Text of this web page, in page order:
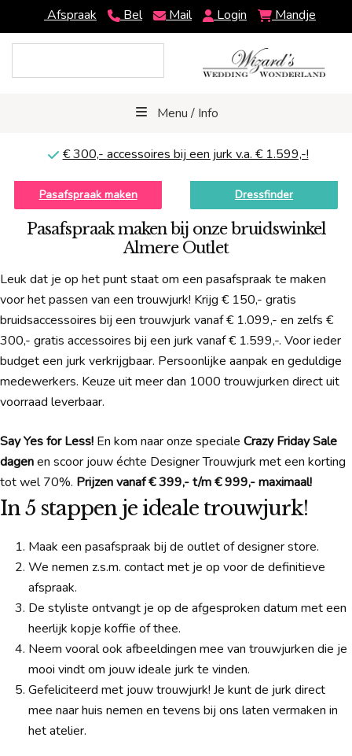
Afspraak Bel Mail Login Mandje
Menu / Info
€ 300,- accessoires bij een jurk v.a. € 1.599,-!
Pasafspraak maken Dressfinder
Pasafspraak maken bij onze bruidswinkel
Almere Outlet
Leuk dat je op het punt staat om een pasafspraak te maken
voor het passen van een trouwjurk! Krijg € 150,- gratis
bruidsaccessoires bij een trouwjurk vanaf € 1.099,- en zelfs €
300,- gratis accessoires bij een jurk vanaf € 1.599,-. Voor ieder
budget een jurk verkrijgbaar. Persoonlijke aanpak en geduldige
medewerkers. Keuze uit meer dan 1000 trouwjurken direct uit
voorraad leverbaar.
Say Yes for Less! En kom naar onze speciale Crazy Friday Sale
dagenen scoor jouw échte Designer Trouwjurk met een korting
tot wel 70%. Prijzen vanaf € 399,- t/m € 999,- maximaal!
In 5 stappen je ideale trouwjurk!
Maak een pasafspraak bij de outlet of designer store.
We nemen z.s.m. contact met je op voor de definitieve
afspraak.
De styliste ontvangt je op de afgesproken datum met een
heerlijk kopje koffie of thee.
Neem vooral ook afbeeldingen mee van trouwjurken die je
mooi vindt om jouw ideale jurk te vinden.
Gefeliciteerd met jouw trouwjurk! Je kunt de jurk direct
mee naar huis nemen en tevens bij ons laten vermaken in
het atelier.